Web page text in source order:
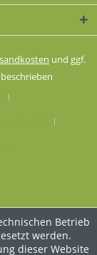
und ggf.
Betrieb
werden.
dieser Website